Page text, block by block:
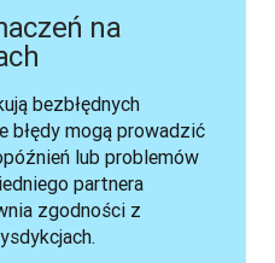
na
bezbłędnych
błędy mogą prowadzić
lub problemów
partnera
zgodności z